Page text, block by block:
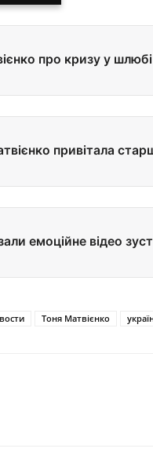
про кризу у
привітала
емоційне відео
Тоня Матвієнко